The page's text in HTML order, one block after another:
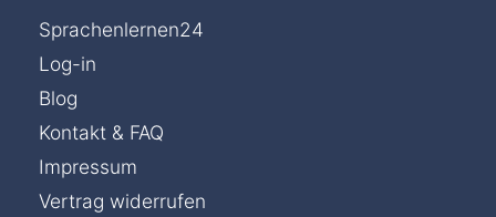
Sprachenlernen24
Log-in
Blog
Kontakt & FAQ
Impressum
Vertrag widerrufen